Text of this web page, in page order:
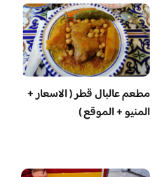
مطعم عالبال قطر ( الاسعار +
المنيو + الموقع )